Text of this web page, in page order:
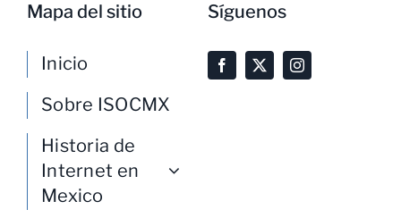
Mapa del sitio
Inicio
Sobre ISOCMX
Historia de
Internet en
Mexico
Síguenos